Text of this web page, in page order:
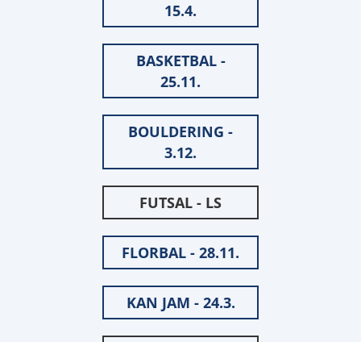
15.4.
BASKETBAL -
25.11.
BOULDERING -
3.12.
FUTSAL - LS
FLORBAL - 28.11.
KAN JAM - 24.3.